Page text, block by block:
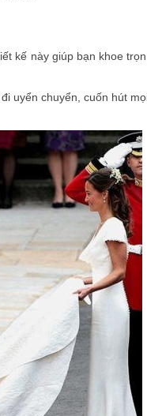
kế này giúp bạn khoe
uyển chuyển, cuốn hút